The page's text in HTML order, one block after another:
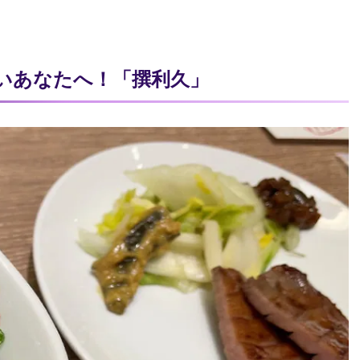
なたへ！「撰利久」